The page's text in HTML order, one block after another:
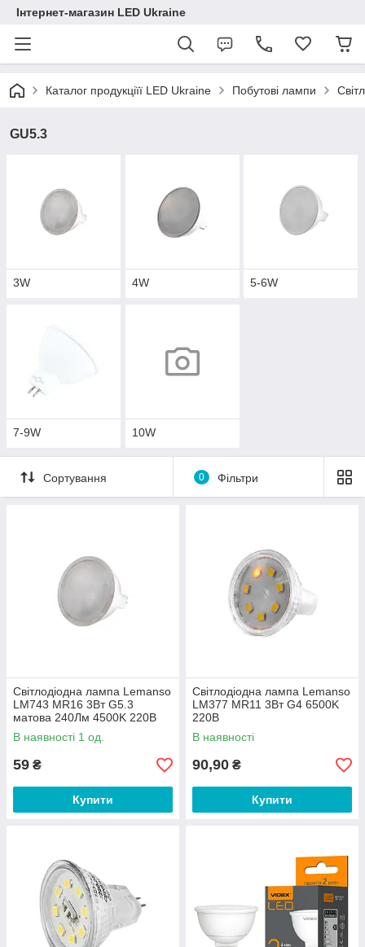
Інтернет-магазин LED Ukraine
Каталог продукціїї LED Ukraine Побутові лампи
GU5.3
3W 4W 5-6W
7-9W 10W
Сортування 0 Фільтри
Світлодіодна лампа Lemanso
LM743 MR16 3Вт G5.3
матова 240Лм 4500K 220В
В наявності 1 од.
59 ₴
Купити
Світлодіодна лампа Lemanso
LM377 MR11 3Вт G4 6500K
220В
В наявності
90,90 ₴
Купити